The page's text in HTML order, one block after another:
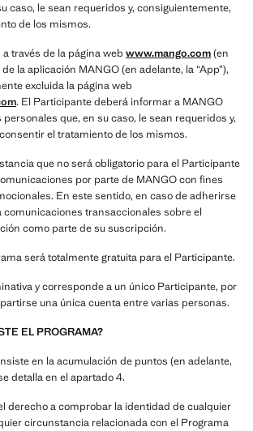
caso, le sean requeridos y, consiguientemente,
de los mismos.
través de la página web www.mango.com(en
de la aplicación MANGO (en adelante, la “App”),
excluida la página web
. El Participante deberá informar a MANGO
que, en su caso, le sean requeridos y,
el tratamiento de los mismos.
que no será obligatorio para el Participante
por parte de MANGO con fines
En este sentido, en caso de adherirse
comunicaciones transaccionales sobre el
como parte de su suscripción.
será totalmente gratuita para el Participante.
y corresponde a un único Participante, por
una única cuenta entre varias personas.
EL PROGRAMA?
en la acumulación de puntos (en adelante,
detalla en el apartado 4.
derecho a comprobar la identidad de cualquier
circunstancia relacionada con el Programa